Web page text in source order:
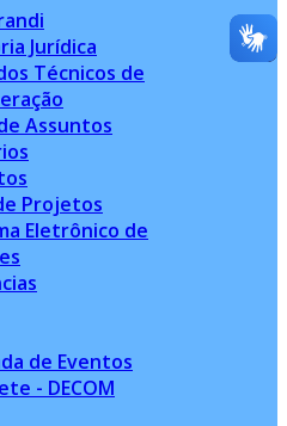
Jurídica
Técnicos de
Assuntos
Projetos
Eletrônico de
de Eventos
- DECOM